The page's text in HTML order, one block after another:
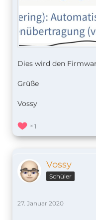
Dies wird den
Grüße
Vossy
1
Vossy
Schüler
27. Januar 2020